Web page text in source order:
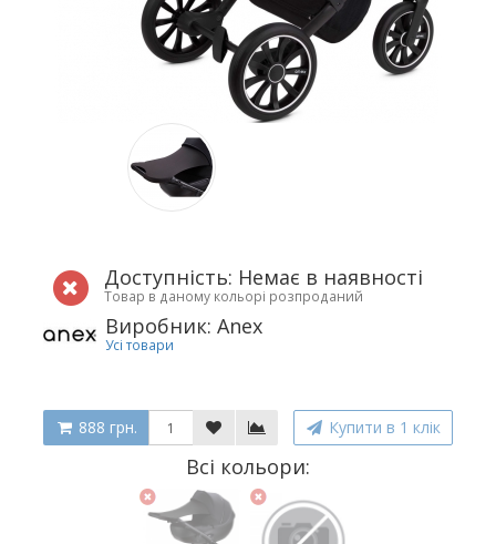
Доступність: Немає в наявності
Товар в даному кольорі розпроданий
Виробник: Anex
Усі товари
888 грн. Купити в 1 клік
Всі кольори: